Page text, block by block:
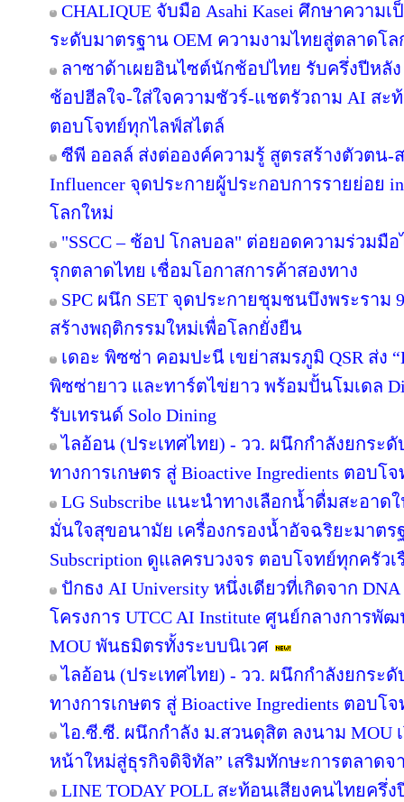
CHALIQUE จับมือ Asahi Kasei ศึกษาควา
ระดับมาตรฐาน OEM ความงามไทยสู่ตลาดโล
ลาซาด้าเผยอินไซต์นักช้อปไทย รับครึ่งปีหลัง
ช้อปฮีลใจ-ใส่ใจความชัวร์-แชตรัวถาม AI ส
ตอบโจทย์ทุกไลฟ์สไตล์
ซีพี ออลล์ ส่งต่อองค์ความรู้ สูตรสร้างตัวตน-
Influencer จุดประกายผู้ประกอบการรายย่อย
โลกใหม่
"SSCC – ช้อป โกลบอล" ต่อยอดความร่วมมื
รุกตลาดไทย เชื่อมโอกาสการค้าสองทาง
SPC ผนึก SET จุดประกายชุมชนบึงพระรา
สร้างพฤติกรรมใหม่เพื่อโลกยั่งยืน
เดอะ พิซซ่า คอมปะนี เขย่าสมรภูมิ QSR ส่ง
พิซซ่ายาว และทาร์ตไข่ยาว พร้อมปั้นโมเดล
รับเทรนด์ Solo Dining
ไลอ้อน (ประเทศไทย) - วว. ผนึกกำลังยกระ
ทางการเกษตร สู่ Bioactive Ingredients ตอบโ
LG Subscribe แนะนำทางเลือกน้ำดื่มสะอา
มั่นใจสุขอนามัย เครื่องกรองน้ำอัจฉริยะมาต
Subscription ดูแลครบวงจร ตอบโจทย์ทุกครัวเ
ปักธง AI University หนึ่งเดียวที่เกิดจาก
โครงการ UTCC AI Institute ศูนย์กลางการพั
MOU พันธมิตรทั้งระบบนิเวศ
ไลอ้อน (ประเทศไทย) - วว. ผนึกกำลังยกระ
ทางการเกษตร สู่ Bioactive Ingredients ตอบโ
ไอ.ซี.ซี. ผนึกกำลัง ม.สวนดุสิต ลงนาม MOU
หน้าใหม่สู่ธุรกิจดิจิทัล” เสริมทักษะการตลาด
LINE TODAY POLL สะท้อนเสียงคนไทยครึ่